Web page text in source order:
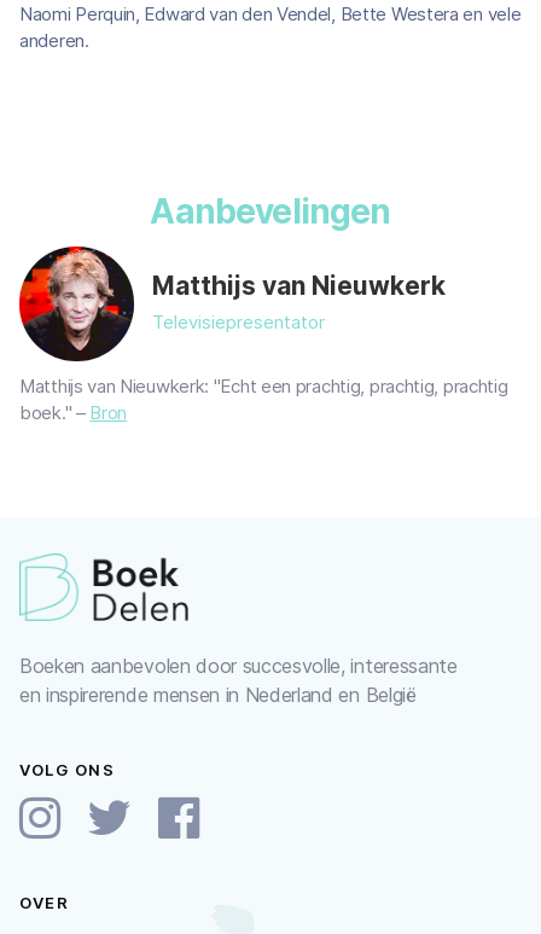
Naomi Perquin, Edward van den Vendel, Bette Westera en vele
anderen.
Aanbevelingen
Matthijs van Nieuwkerk
Televisiepresentator
Matthijs van Nieuwkerk: "Echt een prachtig, prachtig, prachtig
boek." – Bron
Boeken aanbevolen door succesvolle, interessante
en inspirerende mensen in Nederland en België
VOLG ONS
OVER